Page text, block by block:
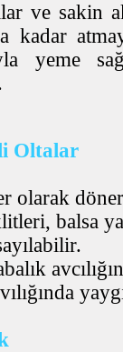
ve sakin
kadar
yeme
Oltalar
olarak
balsa